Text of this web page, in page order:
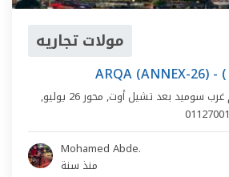
مولات تجاريه
محور 26 يوليو
,
Mohamed Abde.
منذ سنة